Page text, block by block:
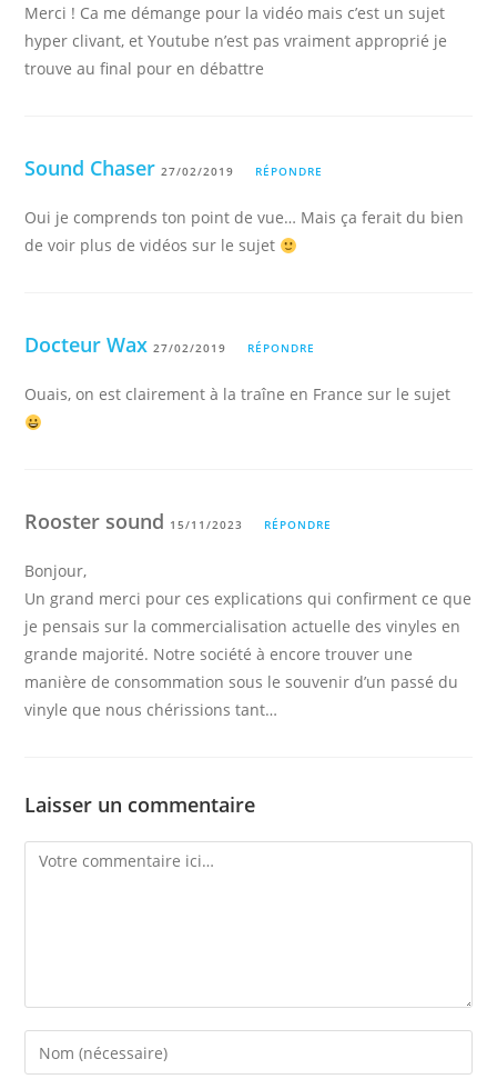
Merci ! Ca me démange pour la vidéo mais c’est un sujet
hyper clivant, et Youtube n’est pas vraiment approprié je
trouve au final pour en débattre
Sound Chaser 27/02/2019 RÉPONDRE
Oui je comprends ton point de vue… Mais ça ferait du bien
de voir plus de vidéos sur le sujet
Docteur Wax 27/02/2019 RÉPONDRE
Ouais, on est clairement à la traîne en France sur le sujet
Rooster sound 15/11/2023 RÉPONDRE
Bonjour,
Un grand merci pour ces explications qui confirment ce que
je pensais sur la commercialisation actuelle des vinyles en
grande majorité. Notre société à encore trouver une
manière de consommation sous le souvenir d’un passé du
vinyle que nous chérissions tant…
Laisser un commentaire
Comment
Enter
your